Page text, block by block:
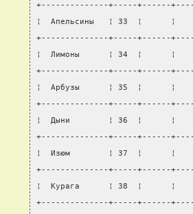
+--------------+-----+------
¦  Апельсины   ¦ 33  ¦
+--------------+-----+------
¦  Лимоны      ¦ 34  ¦
+--------------+-----+------
¦  Арбузы      ¦ 35  ¦
+--------------+-----+------
¦  Дыни        ¦ 36  ¦
+--------------+-----+------
¦  Изюм        ¦ 37  ¦
+--------------+-----+------
¦  Курага      ¦ 38  ¦
+--------------+-----+------